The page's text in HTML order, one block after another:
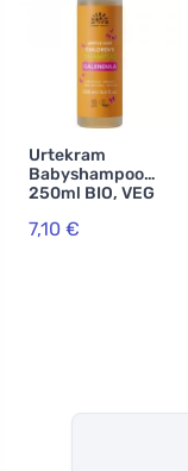
Urtekram
Babyshampoo
250ml BIO, VEG
7,10 €